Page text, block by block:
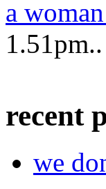
a
1.51pm..
recent
we